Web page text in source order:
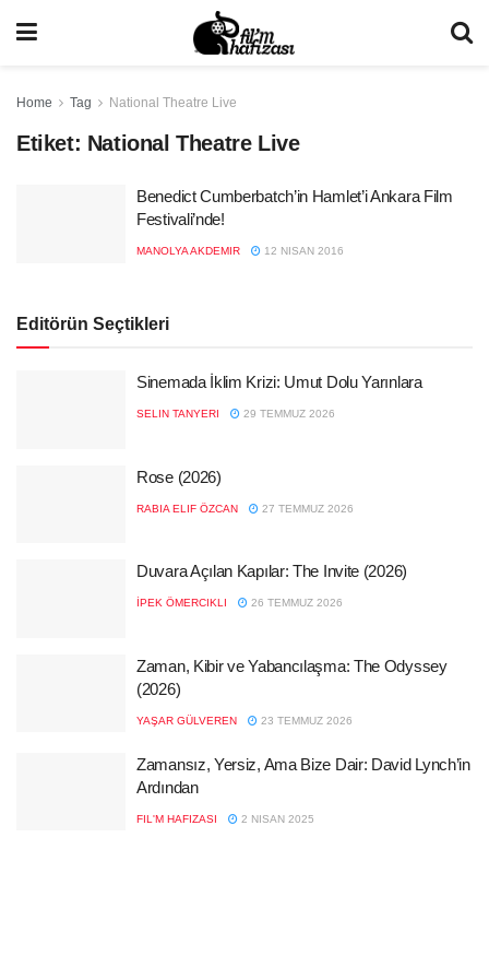
Home Tag National Theatre Live
Etiket: National Theatre Live
Benedict Cumberbatch’in Hamlet’i Ankara Film
Festivali’nde!
MANOLYA AKDEMIR 12 NISAN 2016
Editörün Seçtikleri
Sinemada İklim Krizi: Umut Dolu Yarınlara
SELIN TANYERI 29 TEMMUZ 2026
Rose (2026)
RABIA ELIF ÖZCAN 27 TEMMUZ 2026
Duvara Açılan Kapılar: The Invite (2026)
İPEK ÖMERCIKLI 26 TEMMUZ 2026
Zaman, Kibir ve Yabancılaşma: The Odyssey
(2026)
YAŞAR GÜLVEREN 23 TEMMUZ 2026
Zamansız, Yersiz, Ama Bize Dair: David Lynch’in
Ardından
FIL'M HAFIZASI 2 NISAN 2025